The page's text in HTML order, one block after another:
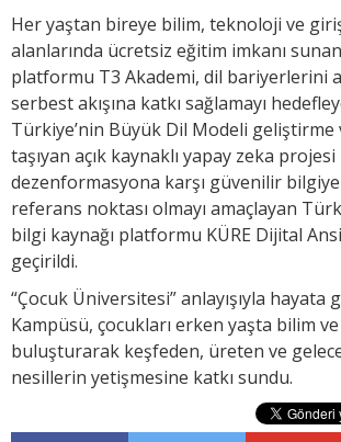
Her yaştan bireye bilim, teknoloji ve
alanlarında ücretsiz eğitim imkanı
platformu T3 Akademi, dil bariyerlerini
serbest akışına katkı sağlamayı
Türkiye’nin Büyük Dil Modeli geliştirme
taşıyan açık kaynaklı yapay zeka projesi
dezenformasyona karşı güvenilir
referans noktası olmayı amaçlayan
bilgi kaynağı platformu KÜRE Dijital
geçirildi.
“Çocuk Üniversitesi” anlayışıyla hayata
Kampüsü, çocukları erken yaşta bilim
buluşturarak keşfeden, üreten ve
nesillerin yetişmesine katkı sundu.